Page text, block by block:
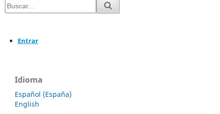
Entrar
Idioma
Español (España)
English